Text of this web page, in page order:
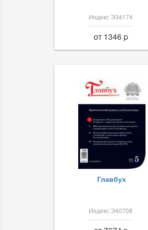
Индекс Э34174
от 1346 p
Главбух
Индекс Э40708